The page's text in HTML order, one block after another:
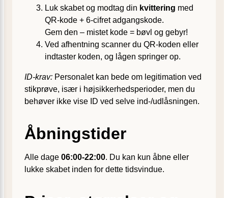
Luk skabet og modtag din kvittering med
QR-kode + 6-cifret adgangskode.
Gem den – mistet kode = bøvl og gebyr!
Ved afhentning scanner du QR-koden eller
indtaster koden, og lågen springer op.
ID-krav: Personalet kan bede om legitimation ved
stikprøve, især i højsikkerhedsperioder, men du
behøver ikke vise ID ved selve ind-/udlåsningen.
Åbningstider
Alle dage 06:00-22:00. Du kan kun åbne eller
lukke skabet inden for dette tidsvindue.